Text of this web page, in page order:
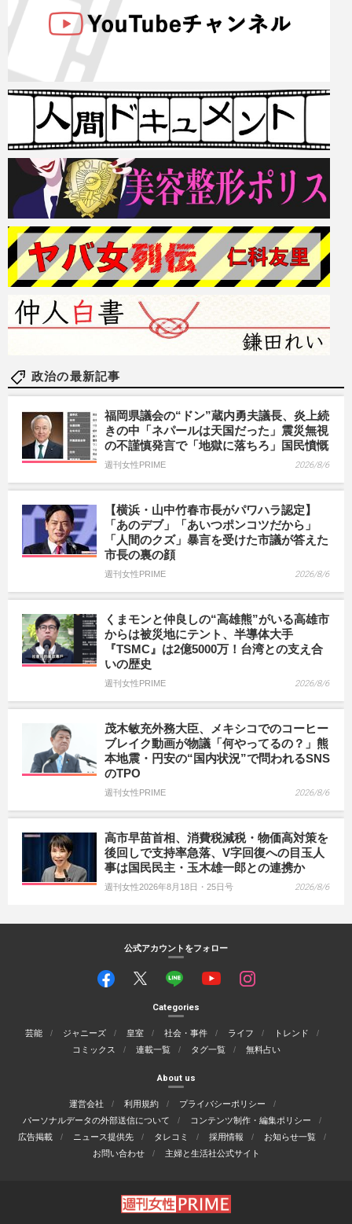
政治の最新記事
福岡県議会の“ドン”蔵内勇夫議長、炎上続
きの中「ネパールは天国だった」震災無視
の不謹慎発言で「地獄に落ちろ」国民憤慨
週刊女性PRIME 2026/8/6
【横浜・山中竹春市長がパワハラ認定】
「あのデブ」「あいつポンコツだから」
「人間のクズ」暴言を受けた市議が答えた
市長の裏の顔
週刊女性PRIME 2026/8/6
くまモンと仲良しの“高雄熊”がいる高雄市
からは被災地にテント、半導体大手
『TSMC』は2億5000万！台湾との支え合
いの歴史
週刊女性PRIME 2026/8/6
茂木敏充外務大臣、メキシコでのコーヒー
ブレイク動画が物議「何やってるの？」熊
本地震・円安の“国内状況”で問われるSNS
のTPO
週刊女性PRIME 2026/8/6
高市早苗首相、消費税減税・物価高対策を
後回しで支持率急落、V字回復への目玉人
事は国民民主・玉木雄一郎との連携か
週刊女性2026年8月18日・25日号 2026/8/6
公式アカウントをフォロー
Categories
芸能 ジャニーズ 皇室 社会・事件 ライフ
トレンド
コミックス
連載一覧 タグ一覧 無料占い
About us
運営会社 利用規約
プライバシーポリシー
パーソナルデータの外部送信について
コンテンツ制作・編集ポリシー
広告掲載
ニュース提供先 タレコミ 採用情報
お知らせ一覧
お問い合わせ
主婦と生活社公式サイト